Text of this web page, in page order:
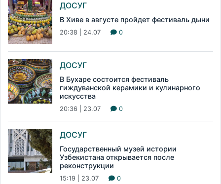
ДОСУГ
В Хиве в августе пройдет фестиваль дыни
20:38 | 24.07 0
ДОСУГ
В Бухаре состоится фестиваль
гиждуванской керамики и кулинарного
искусства
20:36 | 23.07 0
ДОСУГ
Государственный музей истории
Узбекистана открывается после
реконструкции
15:19 | 23.07 0